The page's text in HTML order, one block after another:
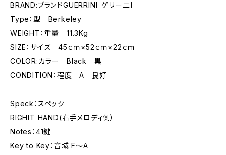
BRAND:ブランドGUERRINI［ゲリー二］
Type：型 Berkeley
WEIGHT：重量 11.3Kg
SIZE：サイズ 45ｃｍ×52ｃｍ×22ｃｍ
COLOR:カラー Black 黒
CONDITION：程度 A 良好
Speck：スペック
RIGHIT HAND(右手メロディ側）
Notes：41鍵
Key to Key：音域 F～A